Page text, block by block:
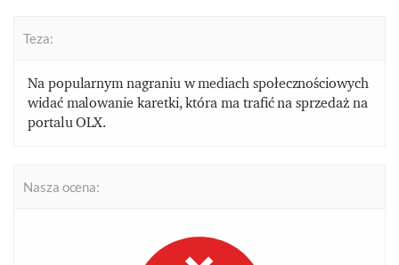
Teza:
Na popularnym nagraniu w mediach społecznościowych
widać malowanie karetki, która ma trafić na sprzedaż na
portalu OLX.
Nasza ocena: